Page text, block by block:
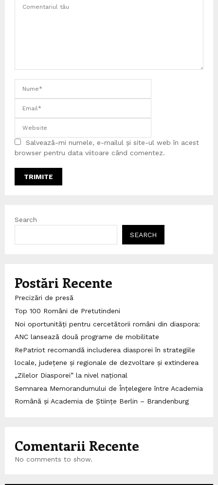
Salvează-mi numele, e-mailul și site-ul web în acest
browser pentru data viitoare când comentez.
Search
SEARCH
Postări Recente
Precizări de presă
Top 100 Români de Pretutindeni
Noi oportunități pentru cercetătorii români din diaspora:
ANC lansează două programe de mobilitate
RePatriot recomandă includerea diasporei în strategiile
locale, județene și regionale de dezvoltare și extinderea
„Zilelor Diasporei” la nivel național
Semnarea Memorandumului de Înțelegere între Academia
Română și Academia de Științe Berlin – Brandenburg
Comentarii Recente
No comments to show.